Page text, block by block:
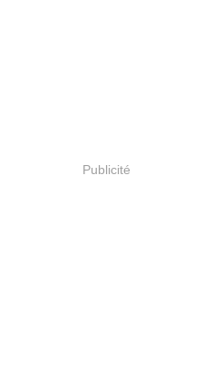
Publicité